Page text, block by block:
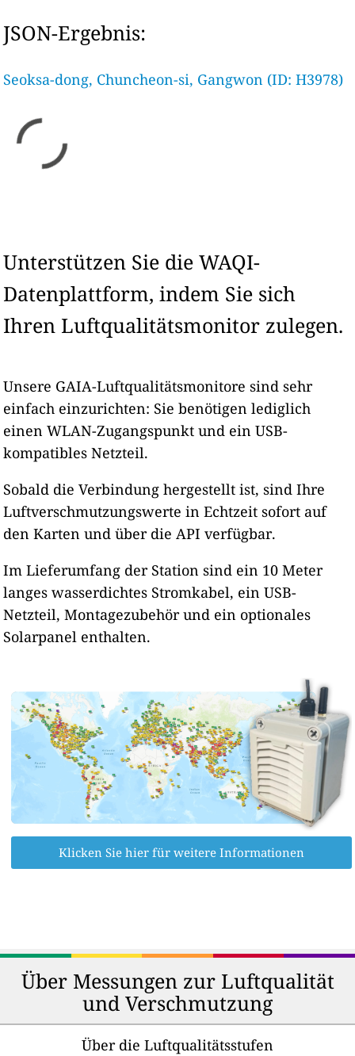
JSON-Ergebnis:
Seoksa-dong, Chuncheon-si, Gangwon (ID: H3978)
Unterstützen Sie die WAQI-
Datenplattform, indem Sie sich
Ihren Luftqualitätsmonitor zulegen.
Unsere GAIA-Luftqualitätsmonitore sind sehr
einfach einzurichten: Sie benötigen lediglich
einen WLAN-Zugangspunkt und ein USB-
kompatibles Netzteil.
Sobald die Verbindung hergestellt ist, sind Ihre
Luftverschmutzungswerte in Echtzeit sofort auf
den Karten und über die API verfügbar.
Im Lieferumfang der Station sind ein 10 Meter
langes wasserdichtes Stromkabel, ein USB-
Netzteil, Montagezubehör und ein optionales
Solarpanel enthalten.
Klicken Sie hier für weitere Informationen
Über Messungen zur Luftqualität
und Verschmutzung
Über die Luftqualitätsstufen